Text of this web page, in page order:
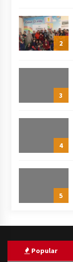
2
3
4
5
Popular